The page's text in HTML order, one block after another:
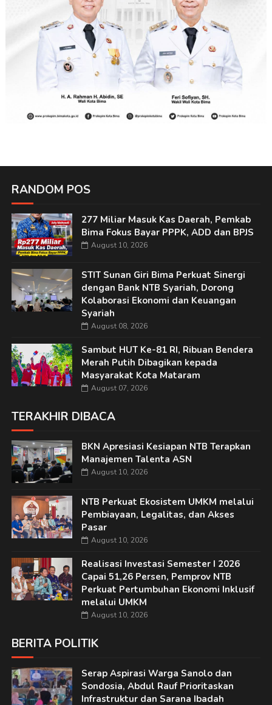
RANDOM POS
277 Miliar Masuk Kas Daerah, Pemkab
Bima Fokus Bayar PPPK, ADD dan BPJS
August 10, 2026
STIT Sunan Giri Bima Perkuat Sinergi
dengan Bank NTB Syariah, Dorong
Kolaborasi Ekonomi dan Keuangan
Syariah
August 08, 2026
Sambut HUT Ke-81 RI, Ribuan Bendera
Merah Putih Dibagikan kepada
Masyarakat Kota Mataram
August 07, 2026
TERAKHIR DIBACA
BKN Apresiasi Kesiapan NTB Terapkan
Manajemen Talenta ASN
August 10, 2026
NTB Perkuat Ekosistem UMKM melalui
Pembiayaan, Legalitas, dan Akses
Pasar
August 10, 2026
Realisasi Investasi Semester I 2026
Capai 51,26 Persen, Pemprov NTB
Perkuat Pertumbuhan Ekonomi Inklusif
melalui UMKM
August 10, 2026
BERITA POLITIK
Serap Aspirasi Warga Sanolo dan
Sondosia, Abdul Rauf Prioritaskan
Infrastruktur dan Sarana Ibadah